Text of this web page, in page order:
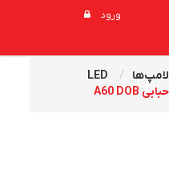
ورود
لامپ‌ها
LED